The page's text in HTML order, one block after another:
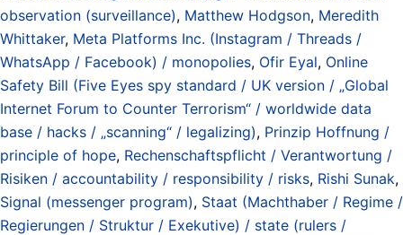
observation (surveillance), Matthew Hodgson, Meredith
Whittaker, Meta Platforms Inc. (Instagram / Threads /
WhatsApp / Facebook) / monopolies, Ofir Eyal, Online
Safety Bill (Five Eyes spy standard / UK version / „Global
Internet Forum to Counter Terrorism“ / worldwide data
base / hacks / „scanning“ / legalizing), Prinzip Hoffnung /
principle of hope, Rechenschaftspflicht / Verantwortung /
Risiken / accountability / responsibility / risks, Rishi Sunak,
Signal (messenger program), Staat (Machthaber / Regime /
Regierungen / Struktur / Exekutive) / state (rulers /